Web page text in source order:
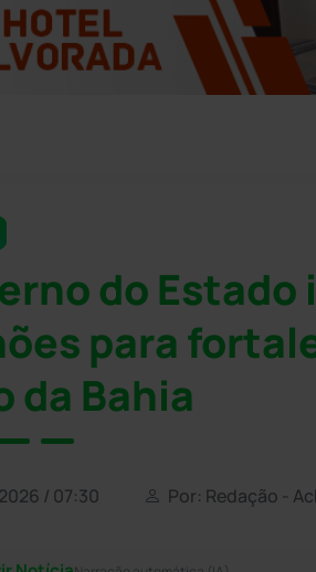
do Estado
para
da Bahia
/ 07:30 Por: Redação -